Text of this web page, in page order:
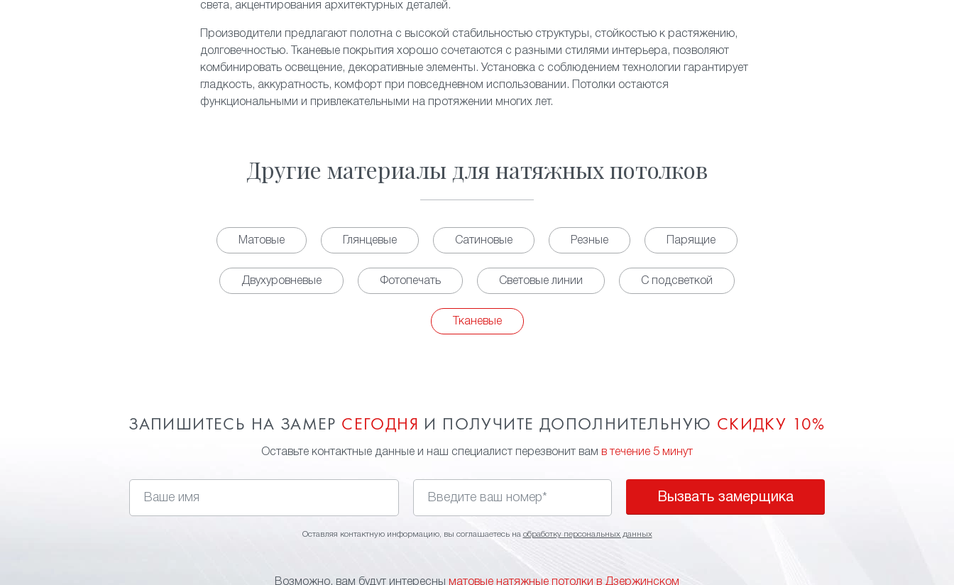
света, акцентирования архитектурных деталей.
Производители предлагают полотна с высокой стабильностью структуры, стойкостью к растяжению,
долговечностью. Тканевые покрытия хорошо сочетаются с разными стилями интерьера, позволяют
комбинировать освещение, декоративные элементы. Установка с соблюдением технологии гарантирует
гладкость, аккуратность, комфорт при повседневном использовании. Потолки остаются
функциональными и привлекательными на протяжении многих лет.
Другие материалы для натяжных потолков
Матовые Глянцевые Сатиновые Резные Парящие
Двухуровневые Фотопечать Световые линии С подсветкой
Тканевые
ЗАПИШИТЕСЬ НА ЗАМЕР СЕГОДНЯ И ПОЛУЧИТЕ ДОПОЛНИТЕЛЬНУЮ СКИДКУ 10%
Оставьте контактные данные и наш специалист перезвонит вам в течение 5 минут
Вызвать замерщика
Оставляя контактную информацию, вы соглашаетесь на обработку персональных данных
Возможно, вам будут интересны матовые натяжные потолки в Дзержинском